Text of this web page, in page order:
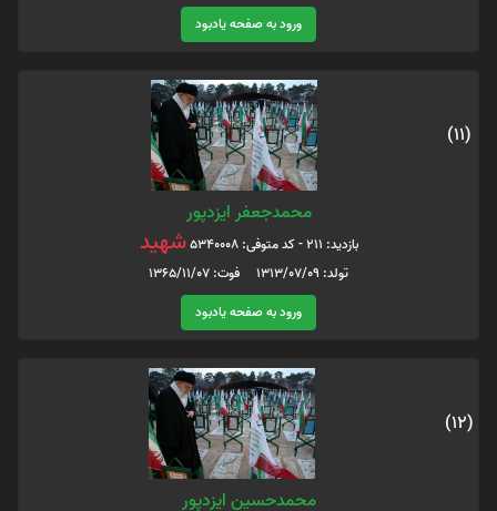
ورود به صفحه یادبود
(11)
محمدجعفر ایزدپور
بازدید: 211 - کد متوفی: 5340008 شهید
تولد: 1313/07/09 فوت: 1365/11/07
ورود به صفحه یادبود
(12)
محمدحسین ایزدپور